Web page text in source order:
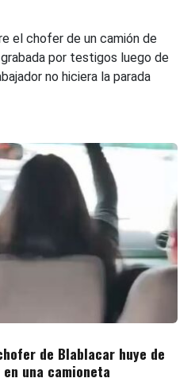
el chofer de un camión de
por testigos luego de
no hiciera la parada
chofer de Blablacar huye de
una camioneta